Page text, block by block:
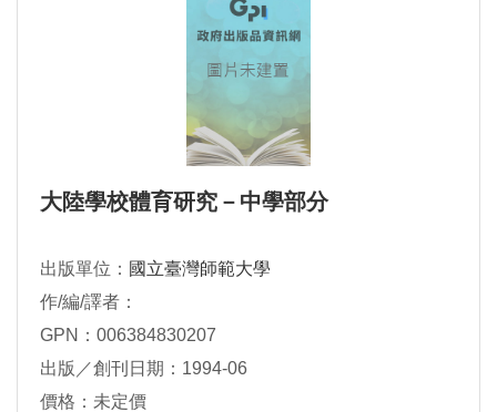
大陸學校體育研究－中學部分
出版單位： 國立臺灣師範大學
作/編/譯者：
GPN：006384830207
出版／創刊日期：1994-06
價格：未定價